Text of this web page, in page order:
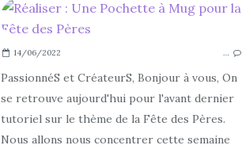
14/06/2022 …
PassionnéS et CréateurS, Bonjour à vous, On
se retrouve aujourd'hui pour l'avant dernier
tutoriel sur le thème de la Fête des Pères.
Nous allons nous concentrer cette semaine